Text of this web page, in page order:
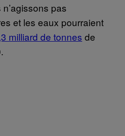
pas
et les eaux pourraient
milliard de tonnes de